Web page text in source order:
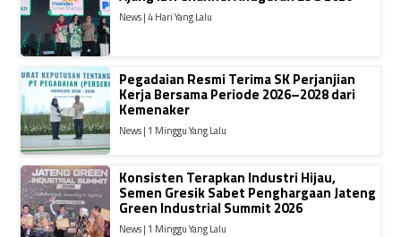
News | 4 Hari Yang Lalu
Pegadaian Resmi Terima SK Perjanjian
Kerja Bersama Periode 2026–2028 dari
Kemenaker
News | 1 Minggu Yang Lalu
Konsisten Terapkan Industri Hijau,
Semen Gresik Sabet Penghargaan Jateng
Green Industrial Summit 2026
News | 1 Minggu Yang Lalu